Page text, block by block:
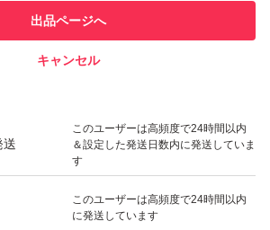
、追加料金なしで利用）
にご連絡します。
証完了までサポートします。
での取引実績があります
送
このユーザーは高頻度で24時間以内
＆設定した発送日数内に発送していま
す
このユーザーは高頻度で24時間以内
に発送しています
出品ページへ
キャンセル
いいね！
9,800